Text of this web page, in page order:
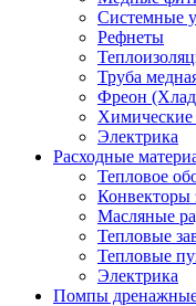
Системные
Рефнеты
Труба
Фреон
Электрика
Расходные
Тепловое
Конвекторы
Масляные
Тепловые
Тепловые
Электрика
Помпы